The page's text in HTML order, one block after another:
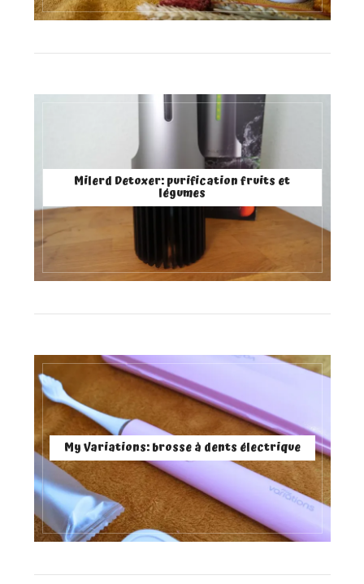
Milerd Detoxer: purification fruits et
légumes
My Variations: brosse à dents électrique